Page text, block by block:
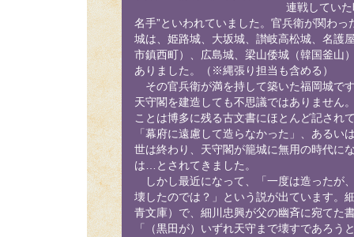
連戦してい
名手”といわれていました。官兵衛が関わっ
城は、姫路城、大坂城、讃岐高松城、名護
市鎮西町）、広島城、梁山倭城（韓国釜山
ありました。（※縄張り担当も含める）
その官兵衛が満を持して築いた福岡城で
天守閣を建造しても不思議ではありません
ことは博多に残る古文書にほとんど記され
「幕府に遠慮して造らなかった」、あるい
世は終わり、天守閣が籠城に無用の時代に
は…とされてきました。
しかし最近になって、「一度は造ったが
壊したのでは？」という説が出ています。
青文庫）で、細川忠興が父の幽斉に宛てた
「（黒田が）いずれ天守まで壊すであろう